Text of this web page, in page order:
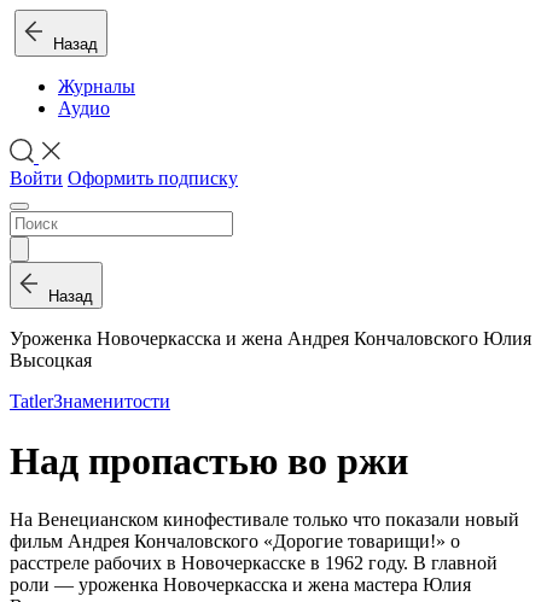
Назад
Журналы
Аудио
Войти Оформить подписку
Назад
Уроженка Новочеркасска и жена Андрея Кончаловского Юлия
Высоцкая
TatlerЗнаменитости
Над пропастью во ржи
На Венецианском кинофестивале только что показали новый
фильм Андрея Кончаловского «Дорогие товарищи!» о
расстреле рабочих в Новочеркасске в 1962 году. В главной
роли — уроженка Новочеркасска и жена мастера Юлия